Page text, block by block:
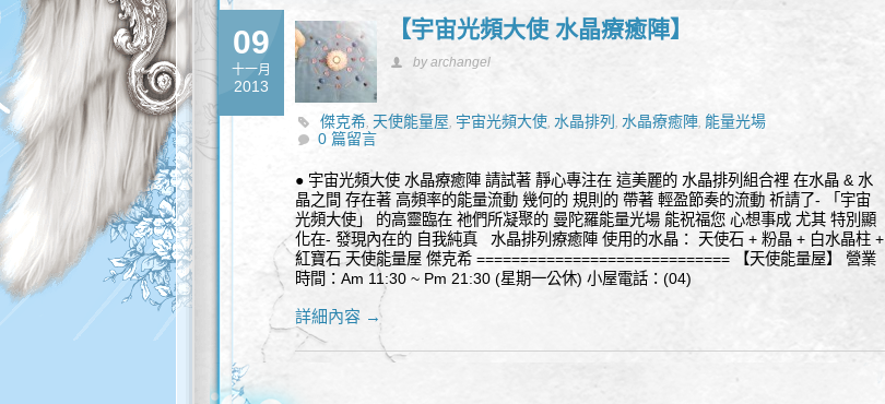
09
十一月
2013
【宇宙光頻大使 水晶療癒陣】
by archangel
傑克希, 天使能量屋, 宇宙光頻大使, 水晶排列 , 水晶療癒陣, 能量光場
0 篇留言
● 宇宙光頻大使 水晶療癒陣 請試著 靜心專注在 這美麗的 水晶排列組合裡 在水晶 & 水
晶之間 存在著 高頻率的能量流動 幾何的 規則的 帶著 輕盈節奏的流動 祈請了- 「宇宙
光頻大使」 的高靈臨在 祂們所凝聚的 曼陀羅能量光場 能祝福您 心想事成 尤其 特別顯
化在- 發現內在的 自我純真 水晶排列療癒陣 使用的水晶： 天使石 + 粉晶 + 白水晶柱 +
紅寶石 天使能量屋 傑克希 ============================= 【天使能量屋】 營業
時間：Am 11:30 ~ Pm 21:30 (星期一公休) 小屋電話：(04)
詳細內容 →